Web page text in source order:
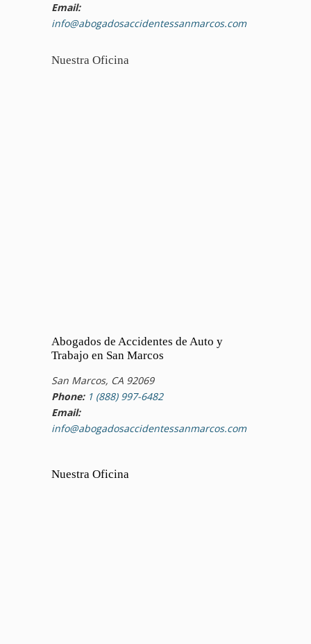
Email:
info@abogadosaccidentessanmarcos.com
Nuestra Oficina
Abogados de Accidentes de Auto y
Trabajo en San Marcos
San Marcos, CA 92069
Phone: 1 (888) 997-6482
Email:
info@abogadosaccidentessanmarcos.com
Nuestra Oficina